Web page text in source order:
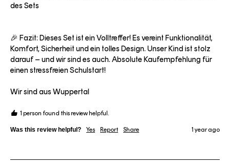
des Sets
🎉 Fazit: Dieses Set ist ein Volltreffer! Es vereint Funktionalität,
Komfort, Sicherheit und ein tolles Design. Unser Kind ist stolz
darauf – und wir sind es auch. Absolute Kaufempfehlung für
einen stressfreien Schulstart!
Wir sind aus Wuppertal
1 person found this review helpful.
Was this review helpful? Yes Report Share 1 year ago